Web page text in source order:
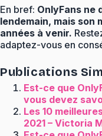
En bref: OnlyFans ne
lendemain, mais son
années à venir.
adaptez-vous en
Publications
Est-ce que
vous devez
Les 10
2021 – Victoria